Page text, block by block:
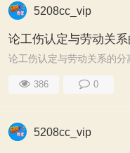
5208cc_vip
论工伤认定与劳动关
386 0
5208cc_vip